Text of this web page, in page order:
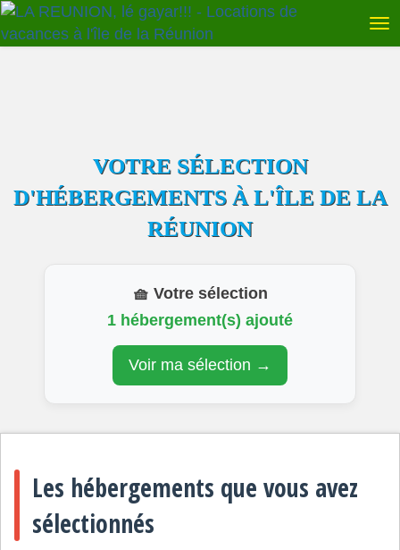
VOTRE SÉLECTION
D'HÉBERGEMENTS À L'ÎLE DE LA
RÉUNION
🧺 Votre sélection
1 hébergement(s) ajouté
Voir ma sélection →
Les hébergements que vous avez
sélectionnés